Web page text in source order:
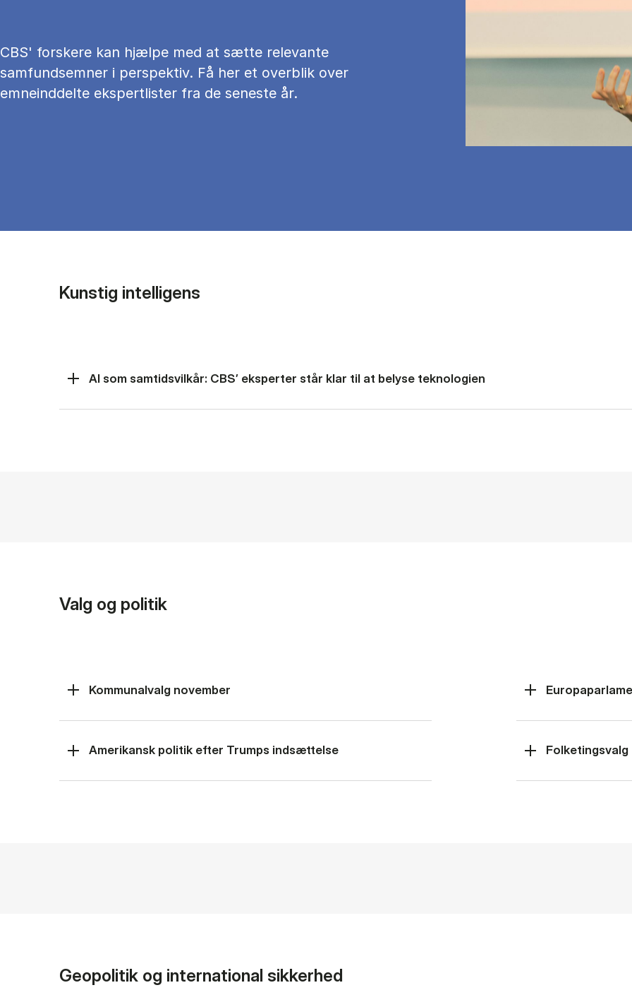
CBS' forskere kan hjælpe med at sætte relevante
samfundsemner i perspektiv. Få her et overblik over
emneinddelte ekspertlister fra de seneste år.
Kunstig intelligens
AI som samtidsvilkår: CBS’ eksperter står klar til at belyse teknologien
Valg og politik
Kommunalvalg november
Amerikansk politik efter Trumps indsættelse Folketingsvalg
Geopolitik og international sikkerhed